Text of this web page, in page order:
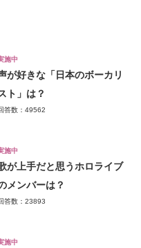
施中
が好きな「日本のボーカリ
ト」は？
答数：49562
施中
が上手だと思うホロライブ
メンバーは？
答数：23893
施中